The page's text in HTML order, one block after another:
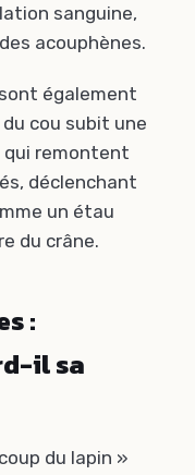
sanguine,
acouphènes.
sont également
cou subit une
qui remontent
déclenchant
un étau
du crâne.
:
il sa
du lapin »